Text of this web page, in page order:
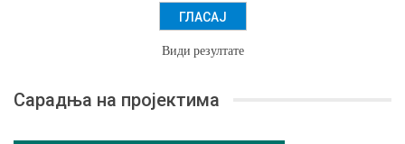
Види резултате
Сарадња на пројектима